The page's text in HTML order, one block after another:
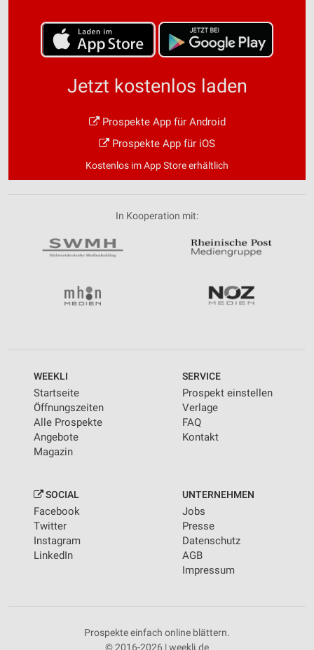
Jetzt kostenlos laden
Prospekte App für Android
Prospekte App für iOS
Kostenlos im App Store erhältlich
In Kooperation mit:
WEEKLI
Startseite
Öffnungszeiten
Alle Prospekte
Angebote
Magazin
SERVICE
Prospekt einstellen
Verlage
FAQ
Kontakt
SOCIAL
Facebook
Twitter
Instagram
LinkedIn
UNTERNEHMEN
Jobs
Presse
Datenschutz
AGB
Impressum
Prospekte einfach online blättern.
© 2016-2026 | weekli.de